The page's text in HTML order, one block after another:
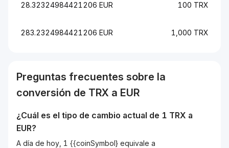
28.32324984421206 EUR 100 TRX
283.2324984421206 EUR 1,000 TRX
Preguntas frecuentes sobre la
conversión de TRX a EUR
¿Cuál es el tipo de cambio actual de 1 TRX a
EUR?
A día de hoy, 1 {{coinSymbol} equivale a